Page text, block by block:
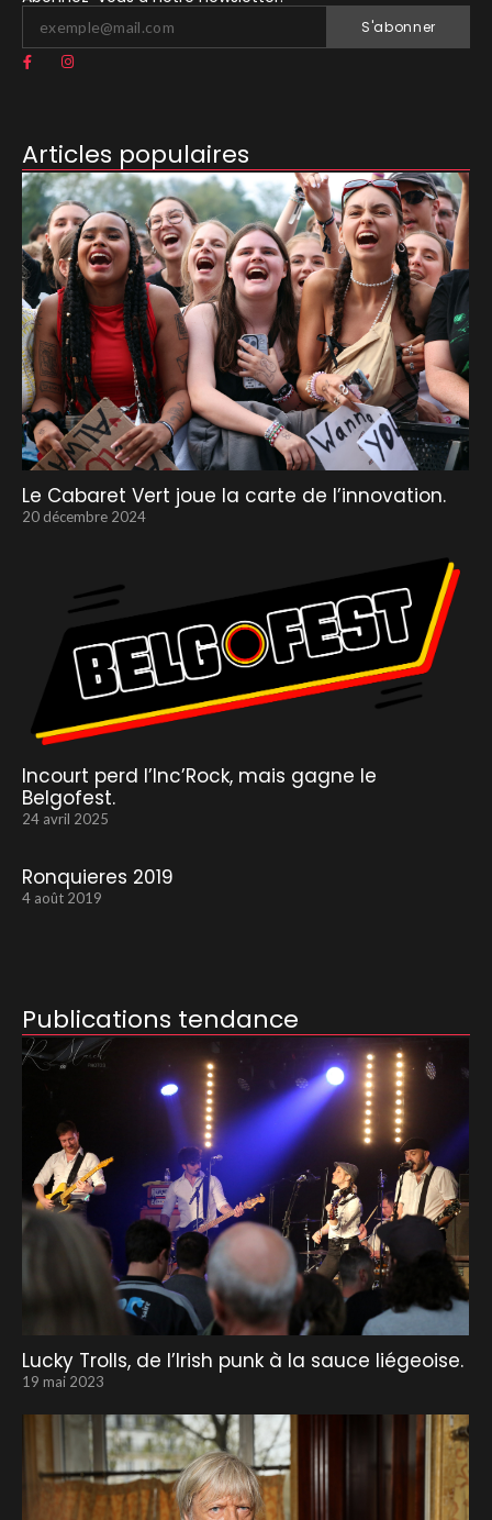
S'abonner
Articles populaires
Le Cabaret Vert joue la carte de l’innovation.
20 décembre 2024
Incourt perd l’Inc’Rock, mais gagne le
Belgofest.
24 avril 2025
Ronquieres 2019
4 août 2019
Publications tendance
Lucky Trolls, de l’Irish punk à la sauce liégeoise.
19 mai 2023